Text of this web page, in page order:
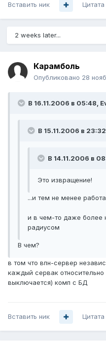
Вставить ник Цитата
2 weeks later...
Карамболь
Опубликовано 28
В 16.11.2006 в 05:48,
В 15.11.2006 в
В 14.11.2006 в
Это извращение!
...и тем не менее
и в чем-то даже более
радиусом
В чем?
в том что впн-сервер
каждый сервак
выключается) комп с БД
Вставить ник Цитата